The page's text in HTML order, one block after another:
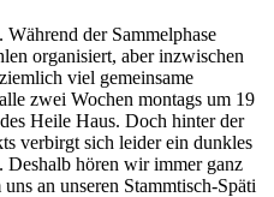
der Sammelphase
organisiert, aber inzwischen
viel gemeinsame
zwei Wochen montags um 19
Heile Haus. Doch hinter der
verbirgt sich leider ein dunkles
Deshalb hören wir immer ganz
an unseren Stammtisch-Späti